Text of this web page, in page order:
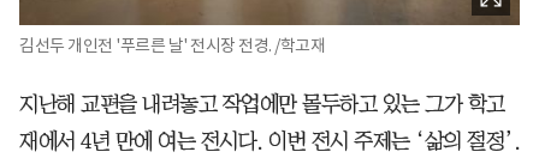
김선두 개인전 '푸르른 날' 전시장 전경. /학고재
지난해 교편을 내려놓고 작업에만 몰두하고 있는 그가 학고
재에서 4년 만에 여는 전시다. 이번 전시 주제는 ‘삶의 절정’.